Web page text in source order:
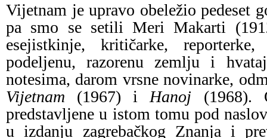
Vijetnam je upravo obeležio pedeset
pa smo se setili Meri Makarti
esejistkinje, kritičarke,
podeljenu, razorenu zemlju i
notesima, darom vrsne novinarke,
Vijetnam (1967) i Hanoj (1968).
predstavljene u istom tomu pod
u izdanju zagrebačkog Znanja i